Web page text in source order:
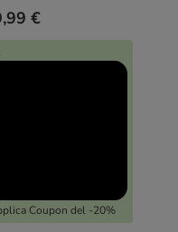
€
Coupon del -20%